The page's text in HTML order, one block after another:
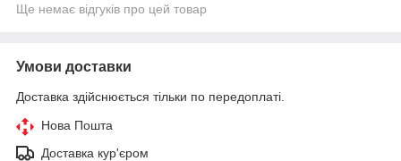
Ще немає відгуків про цей товар
Умови доставки
Доставка здійснюється тільки по передоплаті.
Нова Пошта
Доставка кур'єром